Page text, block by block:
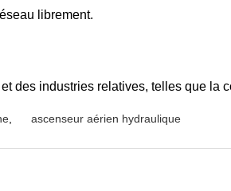
librement.
des industries relatives, telles que la
ascenseur aérien hydraulique